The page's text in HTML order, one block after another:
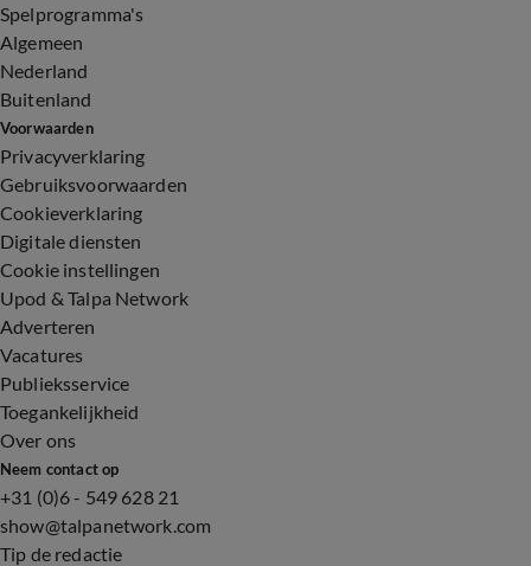
Spelprogramma's
Algemeen
Nederland
Buitenland
Voorwaarden
Privacyverklaring
Gebruiksvoorwaarden
Cookieverklaring
Digitale diensten
Cookie instellingen
Upod & Talpa Network
Adverteren
Vacatures
Publieksservice
Toegankelijkheid
Over ons
Neem contact op
+31 (0)6 - 549 628 21
show@talpanetwork.com
Tip de redactie